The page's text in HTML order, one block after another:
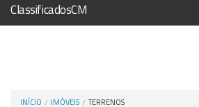
ClassificadosCM
INÍCIO IMÓVEIS TERRENOS